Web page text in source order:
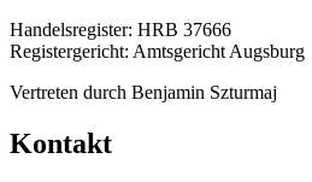
Handelsregister: HRB 37666
Registergericht: Amtsgericht Augsburg
Vertreten durch Benjamin Szturmaj
Kontakt